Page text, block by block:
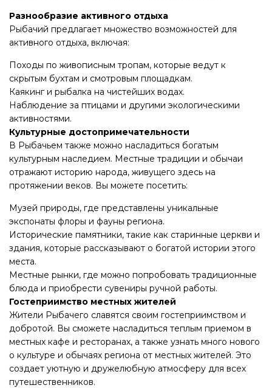
Разнообразие активного отдыха
Рыбачий предлагает множество возможностей для
активного отдыха, включая:
Походы по живописным тропам, которые ведут к
скрытым бухтам и смотровым площадкам.
Каякинг и рыбалка на чистейших водах.
Наблюдение за птицами и другими экологическими
активностями.
Культурные достопримечательности
В Рыбачьем также можно насладиться богатым
культурным наследием. Местные традиции и обычаи
отражают историю народа, живущего здесь на
протяжении веков. Вы можете посетить:
Музей природы, где представлены уникальные
экспонаты флоры и фауны региона.
Исторические памятники, такие как старинные церкви и
здания, которые рассказывают о богатой истории этого
места.
Местные рынки, где можно попробовать традиционные
блюда и приобрести сувениры ручной работы.
Гостеприимство местных жителей
Жители Рыбачего славятся своим гостеприимством и
добротой. Вы сможете насладиться теплым приемом в
местных кафе и ресторанах, а также узнать много нового
о культуре и обычаях региона от местных жителей. Это
создает уютную и дружелюбную атмосферу для всех
путешественников.